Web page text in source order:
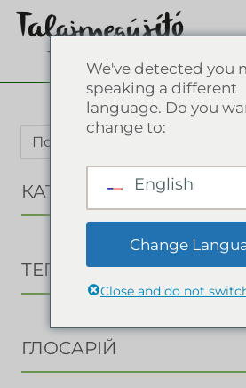
КАТЕГОРІЇ
ТЕГИ
ГЛОСАРІЙ
We've detected you
speaking a different
language. Do you
change to:
English
Change
Close and do not